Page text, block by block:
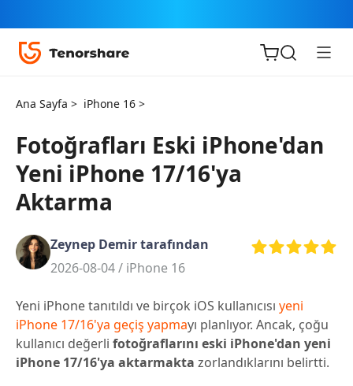
iOS için
ReiBoot
Tenorshare
PDNob
iAnyGo
Ana Sayfa > iPhone 16 >
Fotoğrafları Eski iPhone'dan
Yeni iPhone 17/16'ya
Aktarma
Zeynep Demir tarafından
2026-08-04 / iPhone 16
Yeni iPhone tanıtıldı ve birçok iOS kullanıcısı yeni
iPhone 17/16'ya geçiş yapmayı planlıyor. Ancak, çoğu
kullanıcı değerli fotoğraflarını eski iPhone'dan yeni
iPhone 17/16'ya aktarmakta zorlandıklarını belirtti.